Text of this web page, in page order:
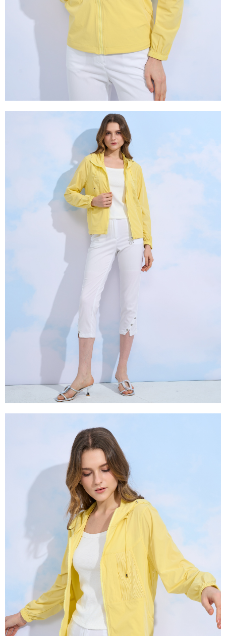
易，需依本服務之必要範圍內提供個人資料，並將交易相關給付款項請求債
權轉讓予恩沛科技股份有限公司。
２．關於個人資料處理事宜，請瀏覽以下網址：
https://aftee.tw/terms/#terms3
３．未成年的使用者請事先徵得法定代理人或監護人之同意方可使用
「AFTEE先享後付」，若未經同意申辦者引起之損失，本公司不負相關責
４．使用「AFTEE先享後付」時，將依據個別帳號之用戶狀況，依本公司即
時審查核予不同之上限額度；若仍有額度不足之情形，本公司將視審查結果
５．嚴禁一人註冊多個帳號或使用他人資訊註冊。若發現惡意使用之情形，